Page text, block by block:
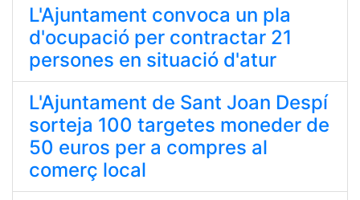
L'Ajuntament convoca un pla
d'ocupació per contractar 21
persones en situació d'atur
L'Ajuntament de Sant Joan Despí
sorteja 100 targetes moneder de
50 euros per a compres al
comerç local